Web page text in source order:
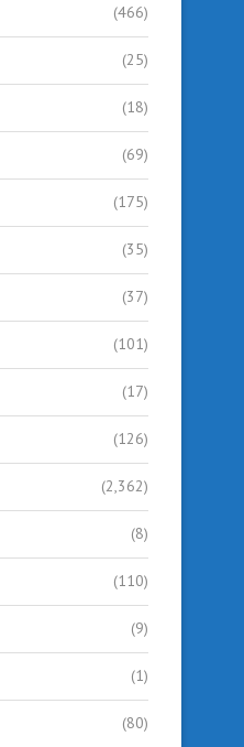
(466)
(25)
(18)
(69)
(175)
(35)
(37)
(101)
(17)
(126)
(2,362)
(8)
(110)
(9)
(1)
(80)